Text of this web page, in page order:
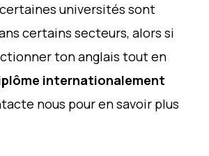
universités sont
certains secteurs, alors si
ton anglais tout en
internationalement
nous pour en savoir plus